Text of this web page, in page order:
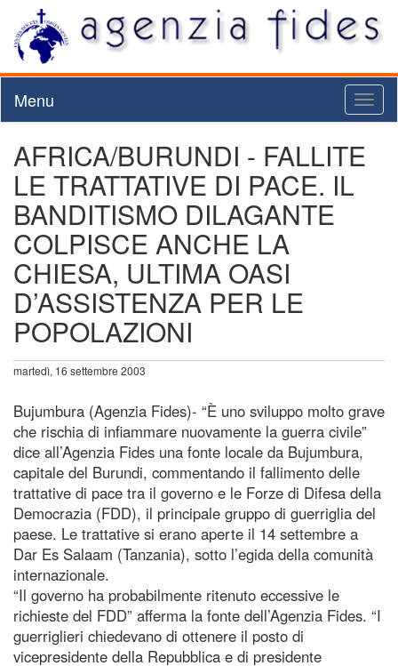
Menu
AFRICA/BURUNDI - FALLITE
LE TRATTATIVE DI PACE. IL
BANDITISMO DILAGANTE
COLPISCE ANCHE LA
CHIESA, ULTIMA OASI
D’ASSISTENZA PER LE
POPOLAZIONI
martedì, 16 settembre 2003
Bujumbura (Agenzia Fides)- “È uno sviluppo molto grave
che rischia di infiammare nuovamente la guerra civile”
dice all’Agenzia Fides una fonte locale da Bujumbura,
capitale del Burundi, commentando il fallimento delle
trattative di pace tra il governo e le Forze di Difesa della
Democrazia (FDD), il principale gruppo di guerriglia del
paese. Le trattative si erano aperte il 14 settembre a
Dar Es Salaam (Tanzania), sotto l’egida della comunità
internazionale.
“Il governo ha probabilmente ritenuto eccessive le
richieste del FDD” afferma la fonte dell’Agenzia Fides. “I
guerriglieri chiedevano di ottenere il posto di
vicepresidente della Repubblica e di presidente